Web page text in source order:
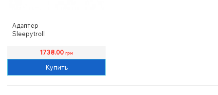
Адаптер
Sleepytroll
1738.00 грн
Купить